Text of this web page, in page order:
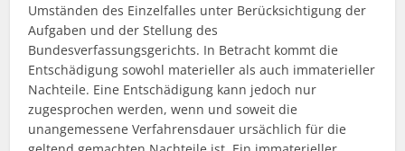
Umständen des Einzelfalles unter Berücksichtigung der
Aufgaben und der Stellung des
Bundesverfassungsgerichts. In Betracht kommt die
Entschädigung sowohl materieller als auch immaterieller
Nachteile. Eine Entschädigung kann jedoch nur
zugesprochen werden, wenn und soweit die
unangemessene Verfahrensdauer ursächlich für die